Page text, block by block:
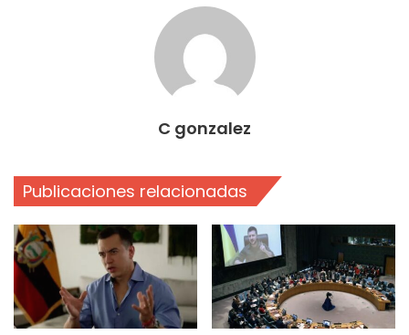
C gonzalez
Publicaciones relacionadas